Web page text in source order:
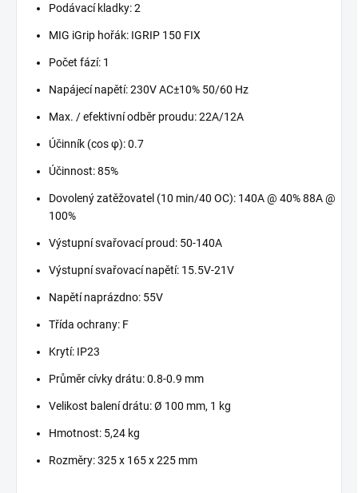
Podávací kladky: 2
MIG iGrip hořák: IGRIP 150 FIX
Počet fází: 1
Napájecí napětí: 230V AC±10% 50/60 Hz
Max. / efektivní odběr proudu: 22A/12A
Účinník (cos φ): 0.7
Účinnost: 85%
Dovolený zatěžovatel (10 min/40 OC): 140A @ 40% 88A @
100%
Výstupní svařovací proud: 50-140A
Výstupní svařovací napětí: 15.5V-21V
Napětí naprázdno: 55V
Třída ochrany: F
Krytí: IP23
Průměr cívky drátu: 0.8-0.9 mm
Velikost balení drátu: Ø 100 mm, 1 kg
Hmotnost: 5,24 kg
Rozměry: 325 x 165 x 225 mm